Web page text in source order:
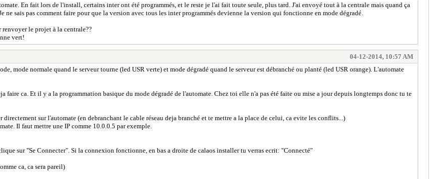
En fait lors de l'install, certains inter ont été programmés, et le reste je l'ai fait toute seule, plus tard. J'ai envoyé tout à la centrale mais quand ça
sais pas comment faire pour que la version avec tous les inter programmés devienne la version qui fonctionne en mode dégradé.
le projet à la centrale??
vert!
04-12-2014, 10:57 AM
mode normale quand le serveur tourne (led USR verte) et mode dégradé quand le serveur est débranché ou planté (led USR orange). L'automate
faire ca. Et il y a la programmation basique du mode dégradé de l'automate. Chez toi elle n'a pas été faite ou mise a jour depuis longtemps donc tu te
sur l'automate (en debranchant le cable réseau deja branché et te mettre a la place de celui, ca evite les conflits...)
Il faut mettre une IP comme 10.0.0.5 par exemple.
sur "Se Connecter". Si la connexion fonctionne, en bas a droite de calaos installer tu verras ecrit: "Connecté"
ca, ca sera pareil)